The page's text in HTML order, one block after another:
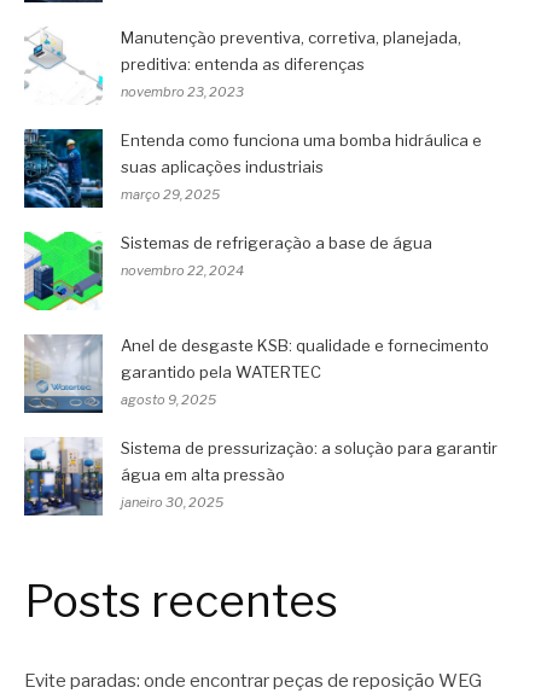
Manutenção preventiva, corretiva, planejada,
preditiva: entenda as diferenças
novembro 23, 2023
Entenda como funciona uma bomba hidráulica e
suas aplicações industriais
março 29, 2025
Sistemas de refrigeração a base de água
novembro 22, 2024
Anel de desgaste KSB: qualidade e fornecimento
garantido pela WATERTEC
agosto 9, 2025
Sistema de pressurização: a solução para garantir
água em alta pressão
janeiro 30, 2025
Posts recentes
Evite paradas: onde encontrar peças de reposição WEG